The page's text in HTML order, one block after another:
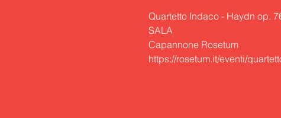
Quartetto Indaco - Haydn op.
SALA
Capannone Rosetum
https://rosetum.it/eventi/